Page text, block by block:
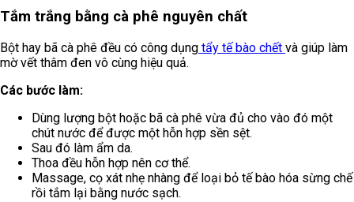
Tắm trắng bằng cà phê nguyên chất
Bột hay bã cà phê đều có công dụng tẩy tế bào chết và giúp làm
mờ vết thâm đen vô cùng hiệu quả.
Các bước làm:
Dùng lượng bột hoặc bã cà phê vừa đủ cho vào đó một
chút nước để được một hỗn hợp sền sệt.
Sau đó làm ẩm da.
Thoa đều hỗn hợp nên cơ thể.
Massage, cọ xát nhẹ nhàng để loại bỏ tế bào hóa sừng chế
rồi tắm lại bằng nước sạch.